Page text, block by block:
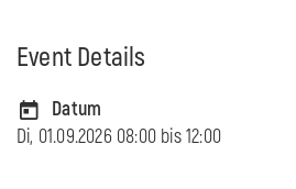
Event Details
Datum
Di, 01.09.2026 08:00 bis12:00